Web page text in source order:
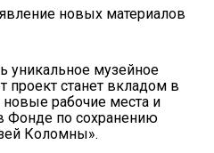
новых материалов
уникальное музейное
проект станет вкладом в
новые рабочие места и
Фонде по сохранению
Коломны».